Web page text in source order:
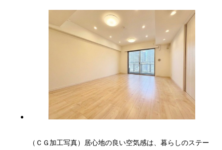
（ＣＧ加工写真）居心地の良い空気感は、暮らしのステー